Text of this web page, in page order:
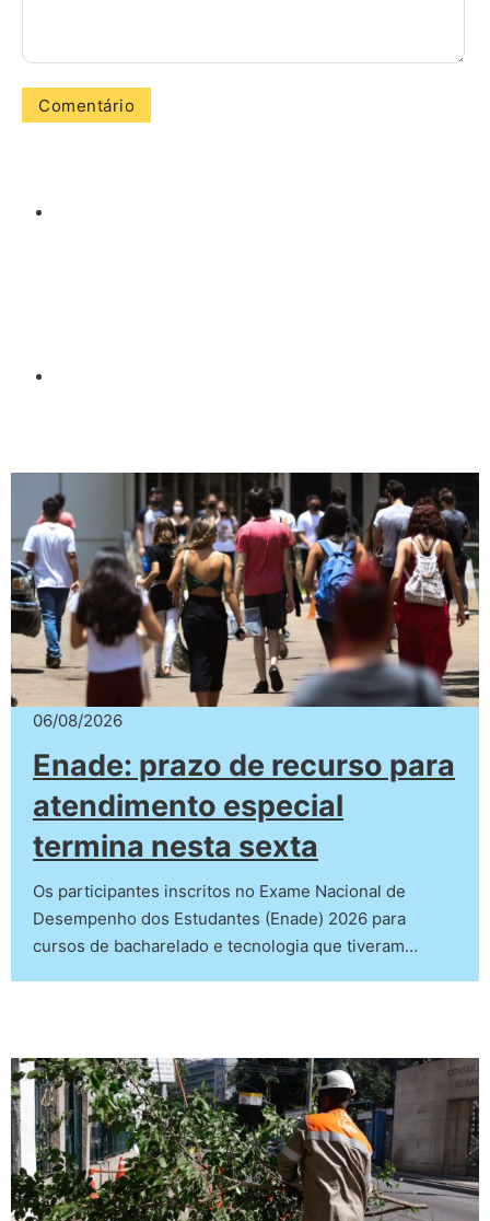
06/08/2026
Enade: prazo de recurso para
atendimento especial
termina nesta sexta
Os participantes inscritos no Exame Nacional de
Desempenho dos Estudantes (Enade) 2026 para
cursos de bacharelado e tecnologia que tiveram…